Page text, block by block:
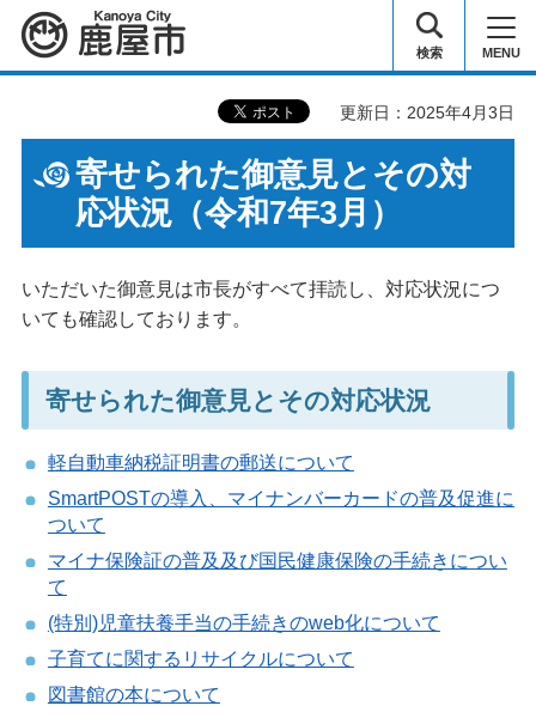
鹿屋市 検索 MENU
更新日：2025年4月3日
寄せられた御意見とその対
応状況（令和7年3月）
いただいた御意見は市長がすべて拝読し、対応状況につ
いても確認しております。
寄せられた御意見とその対応状況
軽自動車納税証明書の郵送について
SmartPOSTの導入、マイナンバーカードの普及促進に
ついて
マイナ保険証の普及及び国民健康保険の手続きについ
て
(特別)児童扶養手当の手続きのweb化について
子育てに関するリサイクルについて
図書館の本について